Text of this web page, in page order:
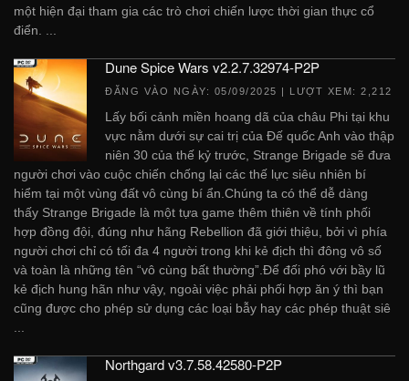
một hiện đại tham gia các trò chơi chiến lược thời gian thực cổ
điển. ...
Dune Spice Wars v2.2.7.32974-P2P
ĐĂNG VÀO NGÀY: 05/09/2025 | LƯỢT XEM: 2,212
Lấy bối cảnh miền hoang dã của châu Phi tại khu
vực nằm dưới sự cai trị của Đế quốc Anh vào thập
niên 30 của thế kỷ trước, Strange Brigade sẽ đưa
người chơi vào cuộc chiến chống lại các thế lực siêu nhiên bí
hiểm tại một vùng đất vô cùng bí ẩn.Chúng ta có thể dễ dàng
thấy Strange Brigade là một tựa game thêm thiên về tính phối
hợp đồng đội, đúng như hãng Rebellion đã giới thiệu, bởi vì phía
người chơi chỉ có tối đa 4 người trong khi kẻ địch thì đông vô số
và toàn là những tên “vô cùng bất thường”.Để đối phó với bầy lũ
kẻ địch hung hãn như vậy, ngoài việc phải phối hợp ăn ý thì bạn
cũng được cho phép sử dụng các loại bẫy hay các phép thuật siê
Northgard v3.7.58.42580-P2P